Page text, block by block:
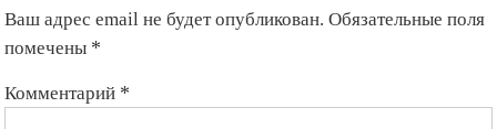
Ваш адрес email не будет опубликован. Обязательные поля
помечены *
Комментарий *